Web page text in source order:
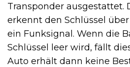
Transponder ausgestattet.
erkennt den Schlüssel
ein Funksignal. Wenn die
Schlüssel leer wird, fällt
Auto erhält dann keine